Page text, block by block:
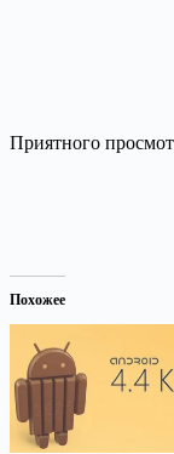
Приятного
Похожее